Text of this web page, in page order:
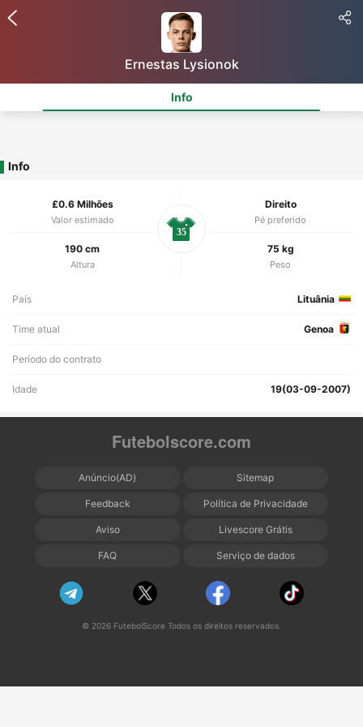
Ernestas Lysionok
Info
Info
£0.6 Milhões
Valor estimado
Direito
Pé preferido
190 cm
Altura
75 kg
Peso
35
País Lituânia
Time atual Genoa
Período do contrato
Idade 19(03-09-2007)
Futebolscore.com
Anúncio(AD) Sitemap
Feedback Política de Privacidade
Aviso Livescore Grátis
FAQ Serviço de dados
© 2026 FutebolScore Todos os direitos reservados.